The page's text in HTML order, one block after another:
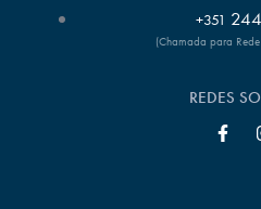
+351
(Chamada para
REDES